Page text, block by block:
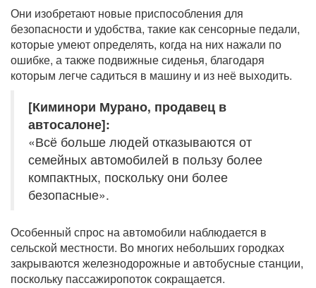
Они изобретают новые приспособления для
безопасности и удобства, такие как сенсорные педали,
которые умеют определять, когда на них нажали по
ошибке, а также подвижные сиденья, благодаря
которым легче садиться в машину и из неё выходить.
[Киминори Мурано, продавец в
автосалоне]:
«Всё больше людей отказываются от
семейных автомобилей в пользу более
компактных, поскольку они более
безопасные».
Особенный спрос на автомобили наблюдается в
сельской местности. Во многих небольших городках
закрываются железнодорожные и автобусные станции,
поскольку пассажиропоток сокращается.